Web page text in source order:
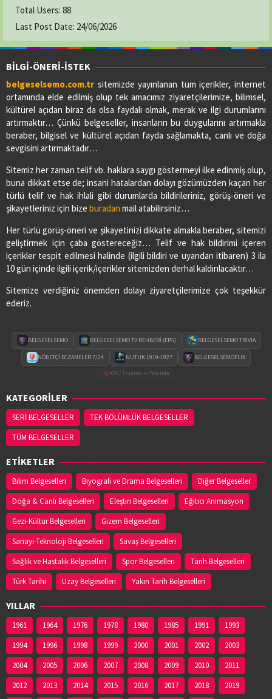
Total Users: 88
Last Post Date: 24/06/2026
BİLGİ-ÖNERİ-İSTEK
belgeselsemo.com.tr sitemizde yayınlanan tüm içerikler, internet
ortamında elde edilmiş olup tek amacımız ziyaretçilerimize, bilimsel,
kültürel açıdan biraz da olsa faydalı olmak, merak ve ilgi durumlarını
artırmaktır… Çünkü belgeseller, insanların bu duygularını artırmakla
beraber, bilgisel ve kültürel açıdan fayda sağlamakta, canlı ve doğa
sevgisini artırmaktadır…
Sitemiz her zaman telif vb. haklara saygı göstermeyi ilke edinmiş olup,
buna dikkat etse de; insani hatalardan dolayı gözümüzden kaçan her
türlü telif ve hak ihlali gibi durumlarda bildirileriniz, görüş-öneri ve
şikayetleriniz için bize buradan mail atabilirsiniz…
Her türlü görüş-öneri ve şikayetinizi dikkate almakla beraber, sitemizi
geliştirmek için çaba göstereceğiz… Telif ve hak bildirimi içeren
içerikler tespit edilmesi halinde (ilgili bildiri ve uyarıdan itibaren) 3 ila
10 gün içinde ilgili içerik/içerikler sitemizden derhal kaldırılacaktır…
Sitemize verdiğiniz önemden dolayı ziyaretçilerimize çok teşekkür
ederiz.
BELGESELSEMO BELGESELSEMO TV REHBERİ (EPG) BELGESELSEMO TRIVIA
NÖBETÇİ ECZANELER 7/24 NUTUK 1919-1927
BELGESELSEMOFLIX
iOS / Huawei — Yakında
KATEGORİLER
SERİ BELGESELLER
TEK BÖLÜMLÜK BELGESELLER
TÜM BELGESELLER
ETİKETLER
Bilim Belgeselleri Biyografi ve Drama Belgeselleri
Diğer Belgeseller
Doğa & Canlı Belgeselleri
Eleştiri Belgeselleri
Eğitici Animasyon
Gezi-Kültür Belgeselleri
Gizem Belgeselleri
Sanayi-Teknoloji Belgeselleri
Savaş Belgeselleri
Sağlık ve Hastalık Belgeselleri
Spor Belgeselleri
Tarih Belgeselleri
Türk Tarihi
Uzay Belgeselleri Yakın Tarih Belgeselleri
YILLAR
1961 1964 1976 1978 1980 1985 1991
1993
1994
1996 1998 1999 2000 2001 2002
2003
2004
2005 2006 2007 2008 2009 2010
2011
2012
2013 2014 2015 2016 2017 2018 2019